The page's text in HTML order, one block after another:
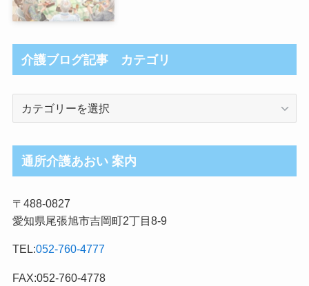
介護ブログ記事 カテゴリ
ロ
グ
事
カ
ゴ
リ
通所介護あおい 案内
〒488-0827
愛知県尾張旭市吉岡町2丁目8-9
TEL:052-760-4777
FAX:052-760-4778